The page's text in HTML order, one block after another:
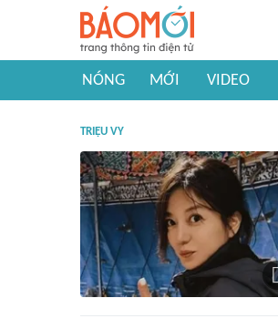
NÓNG MỚI VIDEO
TRIỆU VY